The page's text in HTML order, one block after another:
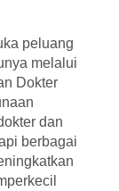
peluang
melalui
Dokter
dan
berbagai